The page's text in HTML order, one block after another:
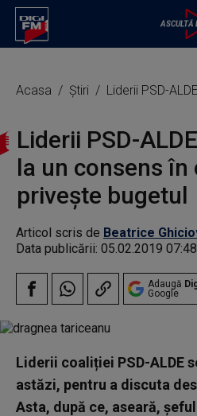
Acasa Știri Liderii PSD-ALDE nu au
Liderii PSD-
la un consens în
privește bugetul
Articol scris de Beatrice
Data publicării: 05.02.2019 07:48
Adaugă
Google
Liderii coaliției PSD-ALDE
astăzi, pentru a discuta
Asta, după ce, aseară,